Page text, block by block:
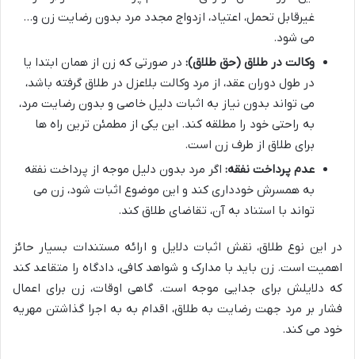
غیرقابل تحمل، اعتیاد، ازدواج مجدد مرد بدون رضایت زن و…
می شود.
وکالت در طلاق (حق طلاق): در صورتی که زن از همان ابتدا یا
در طول دوران عقد، از مرد وکالت بلاعزل در طلاق گرفته باشد،
می تواند بدون نیاز به اثبات دلیل خاصی و بدون رضایت مرد،
به راحتی خود را مطلقه کند. این یکی از مطمئن ترین راه ها
برای طلاق از طرف زن است.
عدم پرداخت نفقه: اگر مرد بدون دلیل موجه از پرداخت نفقه
به همسرش خودداری کند و این موضوع اثبات شود، زن می
تواند با استناد به آن، تقاضای طلاق کند.
در این نوع طلاق، نقش اثبات دلایل و ارائه مستندات بسیار حائز
اهمیت است. زن باید با مدارک و شواهد کافی، دادگاه را متقاعد کند
که دلایلش برای جدایی موجه است. گاهی اوقات، زن برای اعمال
فشار بر مرد جهت رضایت به طلاق، اقدام به به اجرا گذاشتن مهریه
خود می کند.